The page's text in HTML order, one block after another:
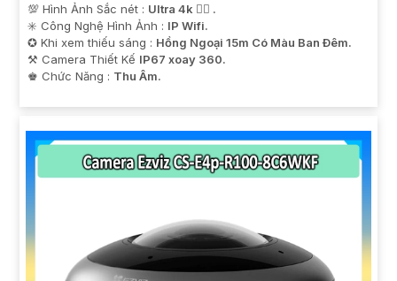
💯 Hình Ảnh Sắc nét : Ultra 4k 👍🏾 .
✳️ Công Nghệ Hình Ảnh : IP Wifi.
✪ Khi xem thiếu sáng : Hồng Ngoại 15m Có Màu Ban Ðêm.
⚒ Camera Thiết Kế IP67 xoay 360.
️♚ Chức Năng : Thu Âm.